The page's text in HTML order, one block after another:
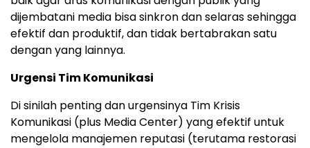
dijembatani media bisa sinkron dan selaras sehingga
efektif dan produktif, dan tidak bertabrakan satu
dengan yang lainnya.
Urgensi Tim Komunikasi
Di sinilah penting dan urgensinya Tim Krisis
Komunikasi (plus Media Center) yang efektif untuk
mengelola manajemen reputasi (terutama restorasi